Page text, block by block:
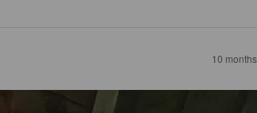
10